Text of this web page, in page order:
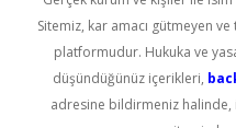
Sitemiz, kar amacı gütmeyen
platformudur. Hukuka ve
düşündüğünüz içerikleri,
adresine bildirmeniz